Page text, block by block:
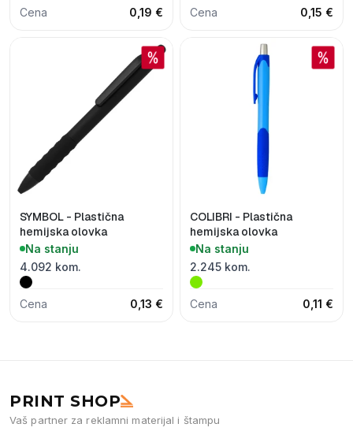
Cena 0,19 € Cena 0,15 €
SYMBOL - Plastična
hemijska olovka
Na stanju
4.092 kom.
Cena 0,13 €
COLIBRI - Plastična
hemijska olovka
Na stanju
2.245 kom.
Cena 0,11 €
PRINT SHOP
Vaš partner za reklamni materijal i štampu